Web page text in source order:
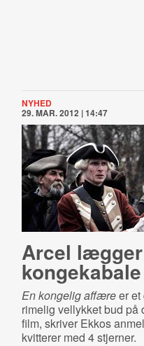
NYHED
29. MAR. 2012 | 14:47
Arcel
kongekabale
En kongelig affæreer et
rimelig vellykket bud på
film, skriver Ekkos
kvitterer med 4 stjerner.